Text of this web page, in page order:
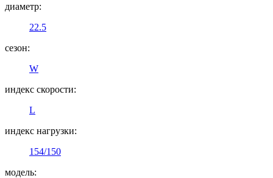
диаметр:
22.5
сезон:
W
индекс скорости:
L
индекс нагрузки:
154/150
модель: